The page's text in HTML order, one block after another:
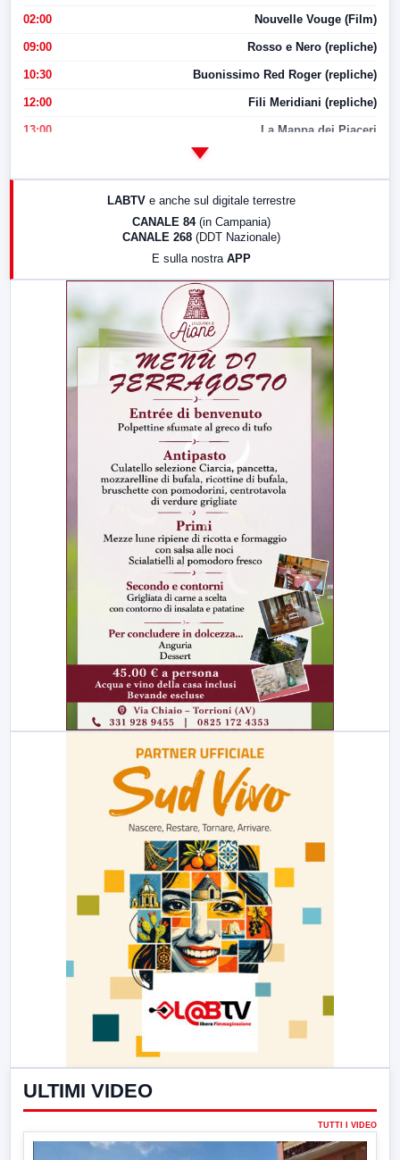
02:00 Nouvelle Vouge (Film)
09:00 Rosso e Nero (repliche)
10:30 Buonissimo Red Roger (repliche)
12:00 Fili Meridiani (repliche)
13:00 La Mappa dei Piaceri
LABTV e anche sul digitale terrestre
CANALE 84 (in Campania)
CANALE 268 (DDT Nazionale)
E sulla nostra APP
ULTIMI VIDEO
TUTTI I VIDEO